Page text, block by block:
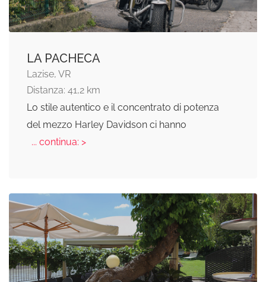
LA PACHECA
Lazise, VR
Distanza: 41,2 km
Lo stile autentico e il concentrato di potenza
del mezzo Harley Davidson ci hanno
... continua: >